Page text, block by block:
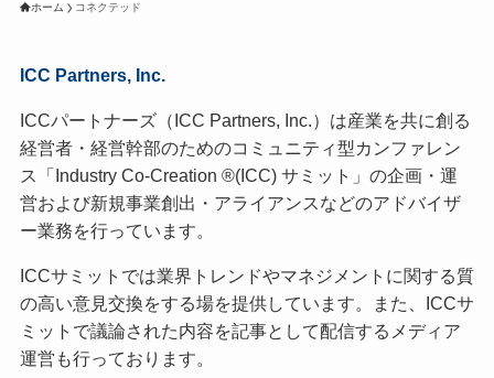
ホーム コネクテッド
ICC Partners, Inc.
ICCパートナーズ（ICC Partners, Inc.）は産業を共に創る
経営者・経営幹部のためのコミュニティ型カンファレン
ス「Industry Co-Creation ®(ICC) サミット」の企画・運
営および新規事業創出・アライアンスなどのアドバイザ
ー業務を行っています。
ICCサミットでは業界トレンドやマネジメントに関する質
の高い意見交換をする場を提供しています。また、ICCサ
ミットで議論された内容を記事として配信するメディア
運営も行っております。